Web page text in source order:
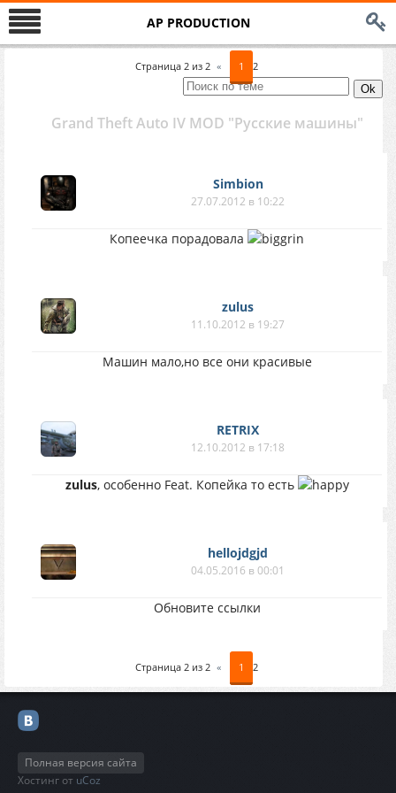
AP PRODUCTION
Страница 2 из 2 « 1 2
Grand Theft Auto IV MOD "Русские машины"
Simbion
27.07.2012 в 10:22
Копеечка порадовала
zulus
11.10.2012 в 19:27
Машин мало,но все они красивые
RETRIX
12.10.2012 в 17:18
zulus, особенно Feat. Копейка то есть
hellojdgjd
04.05.2016 в 00:01
Обновите ссылки
Страница 2 из 2 « 1 2
Полная версия сайта
Хостинг от uCoz